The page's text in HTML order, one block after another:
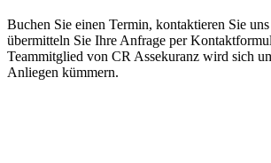
Buchen Sie einen Termin, kontaktieren Sie
übermitteln Sie Ihre Anfrage per
Teammitglied von CR Assekuranz wird sich
Anliegen kümmern.